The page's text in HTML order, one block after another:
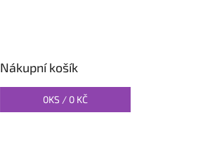
Nákupní košík
0KS / 0 KČ